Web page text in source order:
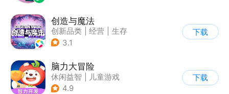
创造与魔法
创新品类 经营
生存
| 开放世界
3.1
下载
脑力大冒险
休闲益智
儿童游戏
| 卡通
4.9
下载